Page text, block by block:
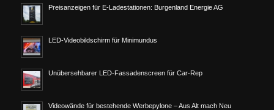
Preisanzeigen für E-Ladestationen: Burgenland Energie AG
LED-Videobildschirm für Minimundus
Unübersehbarer LED-Fassadenscreen für Car-Rep
Videowände für bestehende Werbepylone – Aus Alt mach Neu